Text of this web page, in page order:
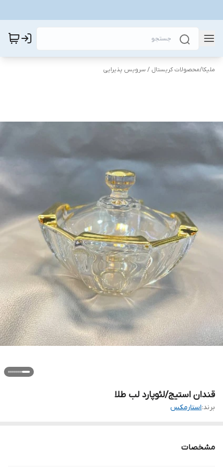
ملیکا/محصولات کریستال / سرویس پذیرایی
قندان استیج/لئوپارد لب طلا
برند:استارمکس
مشخصات